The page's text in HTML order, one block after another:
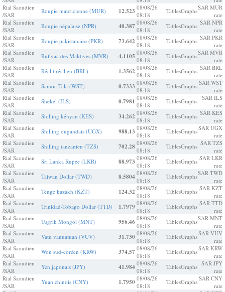
Rial Saoudien
/SAR
Roupie mauricienne (MUR) 12.523 08/08/26
08:18
TablesGraphsSAR MUR
rate
Rial Saoudien
/SAR
Roupie népalaise (NPR) 40.387 08/08/26
08:18
TablesGraphs SAR NPR
rate
Rial Saoudien
/SAR
Roupie pakistanaise (PKR) 73.642 08/08/26
08:18
TablesGraphs SAR PKR
rate
Rial Saoudien
/SAR
Rufiyaa des Maldives (MVR) 4.1105 08/08/26
08:18
TablesGraphsSAR MVR
rate
Rial Saoudien
/SAR
Réal brésilien (BRL) 1.3562 08/08/26
08:18
TablesGraphs SAR BRL
rate
Rial Saoudien
/SAR
Samoa Tala (WST) 0.7333 08/08/26
08:18
TablesGraphs SAR WST
rate
Rial Saoudien
/SAR
Shekel (ILS) 0.7981 08/08/26
08:18
TablesGraphs SAR ILS
rate
Rial Saoudien
/SAR
Shilling kényan (KES) 34.262 08/08/26
08:18
TablesGraphs SAR KES
rate
Rial Saoudien
/SAR
Shilling ougandais (UGX) 988.13 08/08/26
08:18
TablesGraphsSAR UGX
rate
Rial Saoudien
/SAR
Shilling tanzanien (TZS) 702.28 08/08/26
08:18
TablesGraphs SAR TZS
rate
Rial Saoudien
/SAR
Sri Lanka Rupee (LKR) 88.973 08/08/26
08:18
TablesGraphs SAR LKR
rate
Rial Saoudien
/SAR
Taiwan Dollar (TWD) 8.5804 08/08/26
08:18
TablesGraphsSAR TWD
rate
Rial Saoudien
/SAR
Tenge kazakh (KZT) 124.32 08/08/26
08:18
TablesGraphs SAR KZT
rate
Rial Saoudien
/SAR
Trinidad-Tobago Dollar (TTD) 1.7979 08/08/26
08:18
TablesGraphs SAR TTD
rate
Rial Saoudien
/SAR
Tugrik Mongol (MNT) 956.46 08/08/26
08:18
TablesGraphsSAR MNT
rate
Rial Saoudien
/SAR
Vatu vanuatuan (VUV) 31.730 08/08/26
08:18
TablesGraphsSAR VUV
rate
Rial Saoudien
/SAR
Won sud-coréen (KRW) 374.57 08/08/26
08:18
TablesGraphsSAR KRW
rate
Rial Saoudien
/SAR
Yen japonais (JPY) 41.984 08/08/26
08:18
TablesGraphs SAR JPY
rate
Rial Saoudien
/SAR
Yuan chinois (CNY) 1.7950 08/08/26
08:18
TablesGraphs SAR CNY
rate